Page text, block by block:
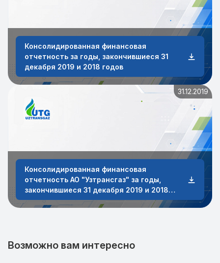
Консолидированная финансовая
отчетность за годы, закончившиеся 31
декабря 2019 и 2018 годов
31.12.2019
Консолидированная финансовая
отчетность АО "Узтрансгаз" за годы,
закончившиеся 31 декабря 2019 и 2018
годов
Возможно вам интересно